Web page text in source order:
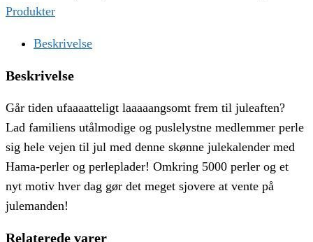
Produkter
Beskrivelse
Beskrivelse
Går tiden ufaaaatteligt laaaaangsomt frem til juleaften?
Lad familiens utålmodige og puslelystne medlemmer perle
sig hele vejen til jul med denne skønne julekalender med
Hama-perler og perleplader! Omkring 5000 perler og et
nyt motiv hver dag gør det meget sjovere at vente på
julemanden!
Relaterede varer